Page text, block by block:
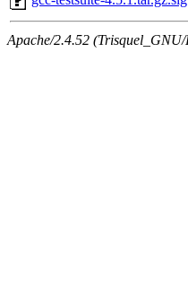
Apache/2.4.52